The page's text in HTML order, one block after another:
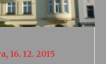
16. 12. 2015